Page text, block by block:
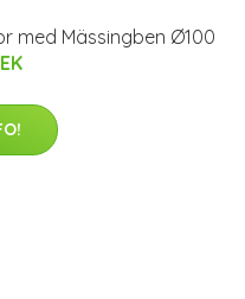
med Mässingben Ø100